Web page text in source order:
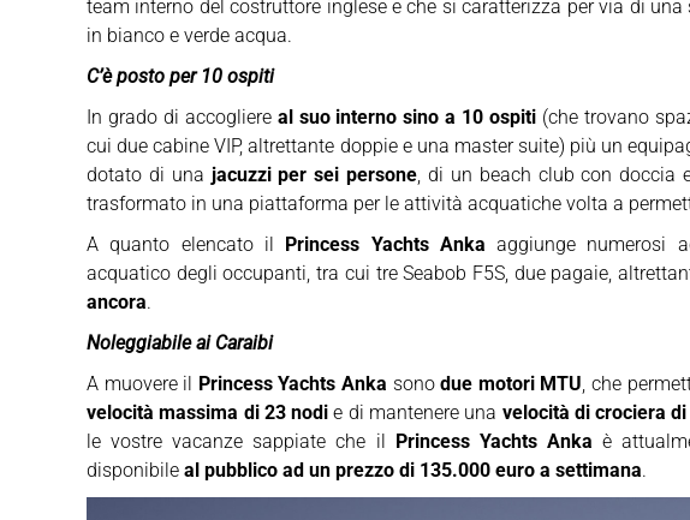
team interno del costruttore inglese e che si caratterizza per via di una
in bianco e verde acqua.
C’è posto per 10 ospiti
In grado di accogliere al suo interno sino a 10 ospiti (che trovano
cui due cabine VIP, altrettante doppie e una master suite) più un
dotato di una jacuzzi per sei persone, di un beach club con doccia
trasformato in una piattaforma per le attività acquatiche volta a
A quanto elencato il Princess Yachts Anka aggiunge numerosi
acquatico degli occupanti, tra cui tre Seabob F5S, due pagaie,
ancora.
Noleggiabile ai Caraibi
A muovere il Princess Yachts Anka sonodue motori MTU, che
velocità massima di 23 nodi e di mantenere una velocità di crociera
le vostre vacanze sappiate che il Princess Yachts Anka è
disponibile al pubblico ad un prezzo di 135.000 euro a settimana.